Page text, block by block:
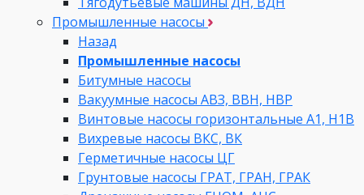
Промышленные насосы
Назад
Промышленные насосы
Битумные насосы
Вакуумные насосы АВЗ, ВВН, НВР
Винтовые насосы горизонтальные А1, Н1В
Вихревые насосы ВКС, ВК
Герметичные насосы ЦГ
Грунтовые насосы ГРАТ, ГРАН, ГРАК